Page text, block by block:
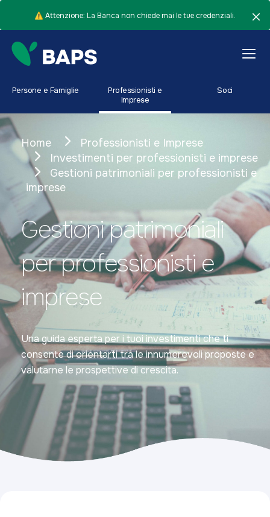
⚠️ Attenzione: La Banca non chiede mai le tue credenziali.
Persone e Famiglie
Professionisti e
Imprese
Soci
Home
Professionisti e Imprese
Investimenti per professionisti e imprese
Gestioni patrimoniali per professionisti e
imprese
Gestioni patrimoniali
per professionisti e
imprese
Una guida esperta per i tuoi investimenti che ti
consente di orientarti tra le innumerevoli proposte e
valutarne le prospettive di crescita.